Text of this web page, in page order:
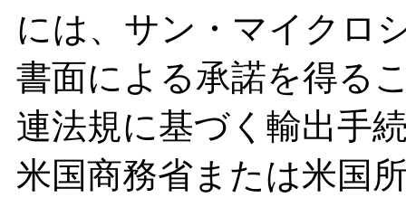
には、サン・マイクロ
書面による承諾を得る
連法規に基づく輸出手
米国商務省または米国